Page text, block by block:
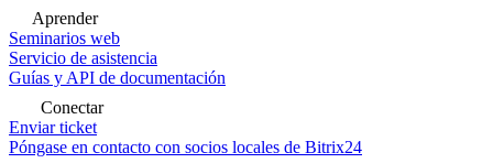
Aprender
Seminarios web
Servicio de asistencia
Guías y API de documentación
Conectar
Enviar ticket
Póngase en contacto con socios locales de Bitrix24